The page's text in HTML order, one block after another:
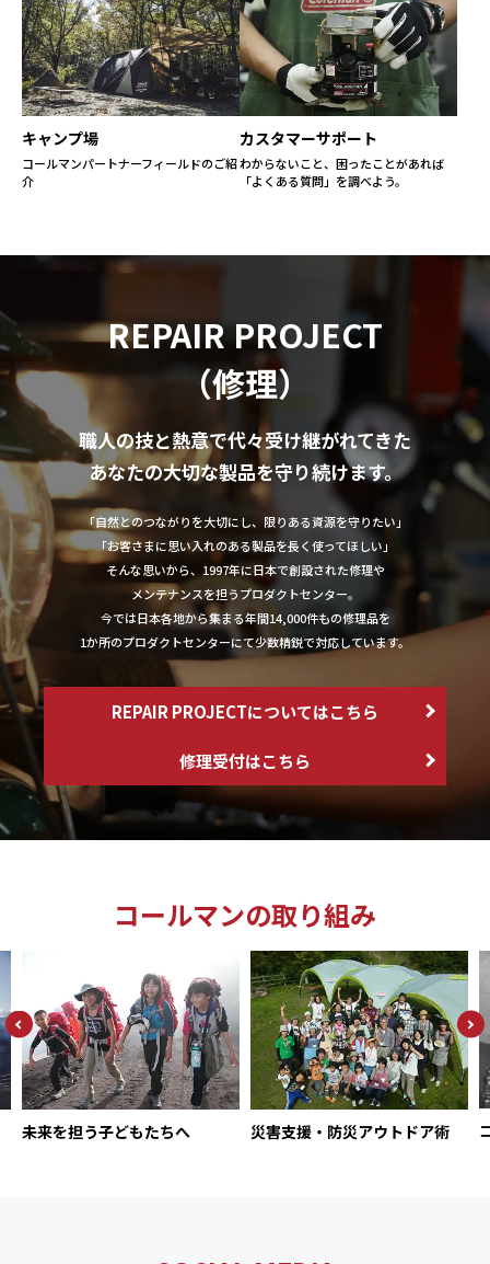
キャンプ場
コールマンパートナーフィールドのご紹
介
カスタマーサポート
わからないこと、困ったことがあれば
「よくある質問」を調べよう。
REPAIR PROJECT
（修理）
職人の技と熱意で代々受け継がれてきた
あなたの大切な製品を守り続けます。
「自然とのつながりを大切にし、限りある資源を守りたい」
「お客さまに思い入れのある製品を長く使ってほしい」
そんな思いから、1997年に日本で創設された修理や
メンテナンスを担うプロダクトセンター。
今では日本各地から集まる年間14,000件もの修理品を
1か所のプロダクトセンターにて少数精鋭で対応しています。
REPAIR PROJECTについてはこちら
修理受付はこちら
コールマンの取り組み
未来を担う子どもたちへ 災害支援・防災アウトドア術